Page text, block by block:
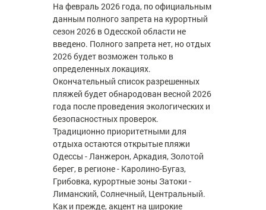
На февраль 2026 года, по официальным
данным полного запрета на курортный
сезон 2026 в Одесской области не
введено. Полного запрета нет, но отдых
2026 будет возможен только в
определенных локациях.
Окончательный список разрешенных
пляжей будет обнародован весной 2026
года после проведения экологических и
безопасностных проверок.
Традиционно приоритетными для
отдыха остаются открытые пляжи
Одессы - Ланжерон, Аркадия, Золотой
берег, в регионе - Каролино-Бугаз,
Грибовка, курортные зоны Затоки -
Лиманский, Солнечный, Центральный.
Как и прежде, акцент на широкие